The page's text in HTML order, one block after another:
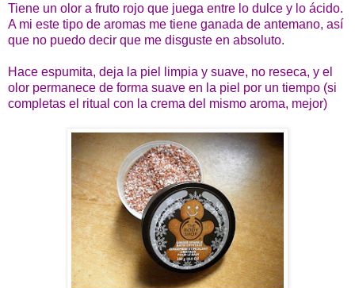
Tiene un olor a fruto rojo que juega entre lo dulce y lo ácido.
A mi este tipo de aromas me tiene ganada de antemano, así
que no puedo decir que me disguste en absoluto.
Hace espumita, deja la piel limpia y suave, no reseca, y el
olor permanece de forma suave en la piel por un tiempo (si
completas el ritual con la crema del mismo aroma, mejor)